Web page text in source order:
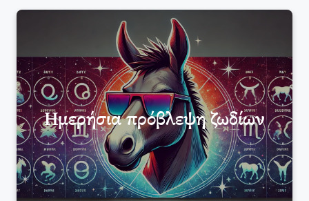
Ημερήσια πρόβλεψη ζωδίων